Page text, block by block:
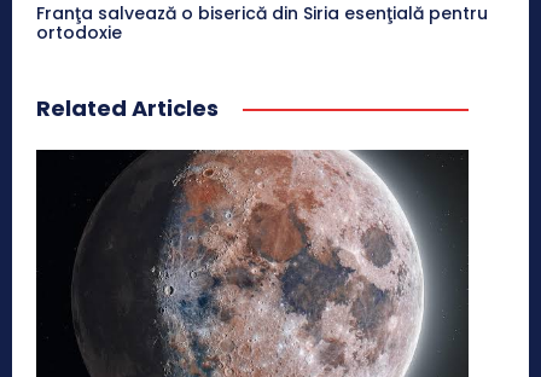
Franţa salvează o biserică din Siria esenţială pentru
ortodoxie
Related Articles